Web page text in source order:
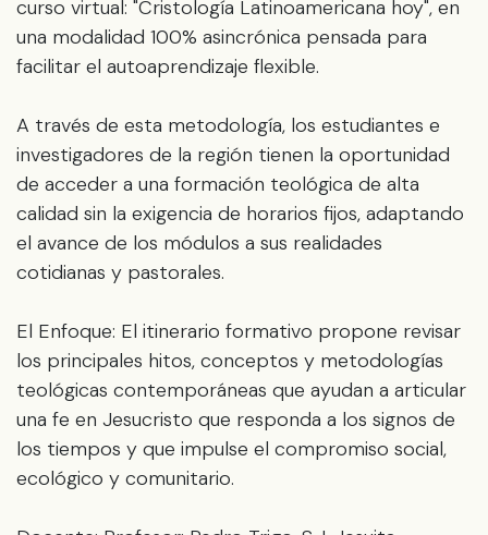
curso virtual: "Cristología Latinoamericana hoy", en
una modalidad 100% asincrónica pensada para
facilitar el autoaprendizaje flexible.
A través de esta metodología, los estudiantes e
investigadores de la región tienen la oportunidad
de acceder a una formación teológica de alta
calidad sin la exigencia de horarios fijos, adaptando
el avance de los módulos a sus realidades
cotidianas y pastorales.
El Enfoque: El itinerario formativo propone revisar
los principales hitos, conceptos y metodologías
teológicas contemporáneas que ayudan a articular
una fe en Jesucristo que responda a los signos de
los tiempos y que impulse el compromiso social,
ecológico y comunitario.